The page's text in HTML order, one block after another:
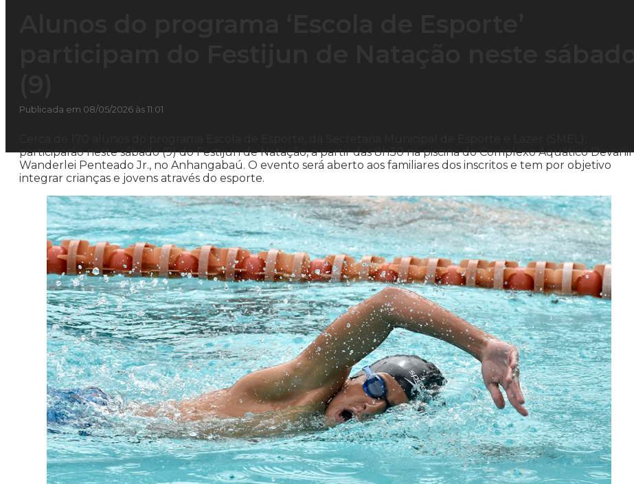
Publicada em 08/05/2026 às 11:01
participarão neste sábado (9) do Festijun de Natação, a partir das 8h30 na piscina do Complexo Aquático Devanir
Wanderlei Penteado Jr., no Anhangabaú. O evento será aberto aos familiares dos inscritos e tem por objetivo
integrar crianças e jovens através do esporte.